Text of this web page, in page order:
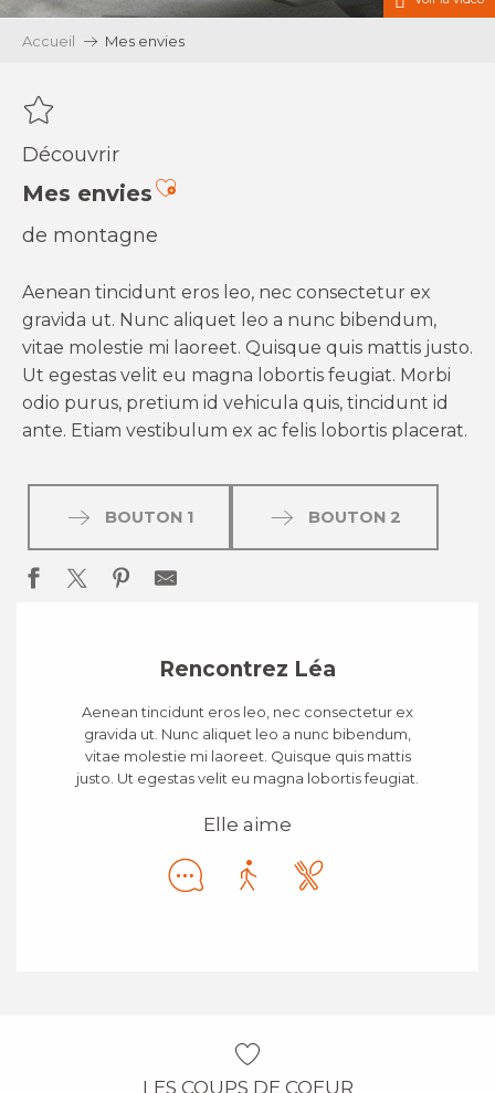
Accueil Mes envies
Découvrir
Mes enviesAjouter aux favoris
de montagne
Aenean tincidunt eros leo, nec consectetur ex
gravida ut. Nunc aliquet leo a nunc bibendum,
vitae molestie mi laoreet. Quisque quis mattis justo.
Ut egestas velit eu magna lobortis feugiat. Morbi
odio purus, pretium id vehicula quis, tincidunt id
ante. Etiam vestibulum ex ac felis lobortis placerat.
BOUTON 1 BOUTON 2
Rencontrez Léa
Aenean tincidunt eros leo, nec consectetur ex
gravida ut. Nunc aliquet leo a nunc bibendum,
vitae molestie mi laoreet. Quisque quis mattis
justo. Ut egestas velit eu magna lobortis feugiat.
Elle aime
LES COUPS DE COEUR